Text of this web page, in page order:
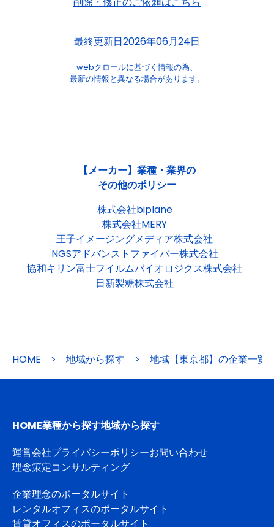
最終更新日2026年06月24日
webクロールに基づく情報の為、
最新の情報と異なる場合があります。
【メーカー】業種・業界の
その他のポリシー
株式会社biplane
株式会社MERY
王子イメージングメディア株式会社
NGSアドバンストファイバー株式会社
協和キリン富士フイルムバイオロジクス株式会社
日新製糖株式会社
HOME > 地域から探す > 地域【東京都】の企業一覧
HOME業種から探す地域から探す
運営会社プライバシーポリシーお問い合わせ
理念策定コンサルティング
企業理念のポータルサイト
レンタルオフィスのポータルサイト
賃貸オフィスのポータルサイト